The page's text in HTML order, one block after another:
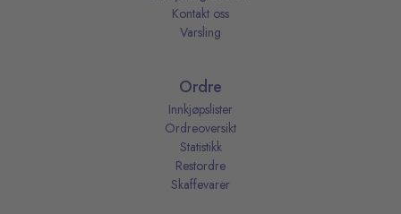
Kontakt oss
Varsling
Ordre
Innkjøpslister
Ordreoversikt
Statistikk
Restordre
Skaffevarer